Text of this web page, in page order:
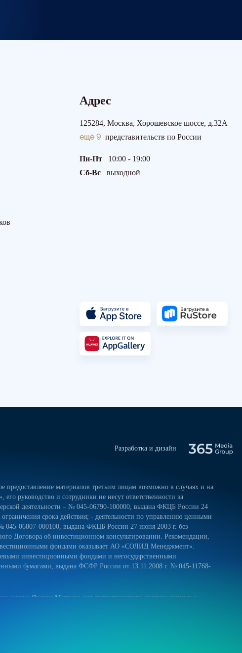
Адрес
125284, Москва, Хорошевское шоссе, д.32А
ещё 9 представительств по России
Пн-Пт
10:00 - 19:00
Сб-Вс
выходной
Разработка и дизайн
материалов третьим лицам возможно в случаях и на
руководство и сотрудники не несут ответственности за
деятельности – № 045-06790-100000, выдана ФКЦБ России 24
срока действия; - деятельности по управлению ценными
045-06807-000100, выдана ФКЦБ России 27 июня 2003 г. без
Договора об инвестиционном консультировании. Рекомендации,
фондами оказывает АО «СОЛИД Менеджмент».
инвестиционными фондами и негосударственными
бумагами, выдана ФСФР России от 13.11.2008 г. № 045-11768-
Яндекс.Метрика для статистического анализа данных о
посещение сайта более удобным. Если вы не хотите использовать